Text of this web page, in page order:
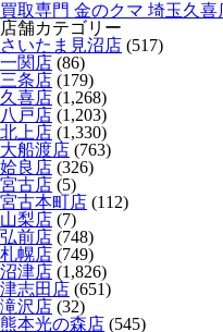
買取専門 金のクマ 埼玉久
店舗カテゴリー
さいたま見沼店 (517)
一関店 (86)
三条店 (179)
久喜店 (1,268)
八戸店 (1,203)
北上店 (1,330)
大船渡店 (763)
姶良店 (326)
宮古店 (5)
宮古本町店 (112)
山梨店 (7)
弘前店 (748)
札幌店 (749)
沼津店 (1,826)
津志田店 (651)
滝沢店 (32)
熊本光の森店 (545)